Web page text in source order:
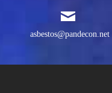
asbestos@pandecon.net